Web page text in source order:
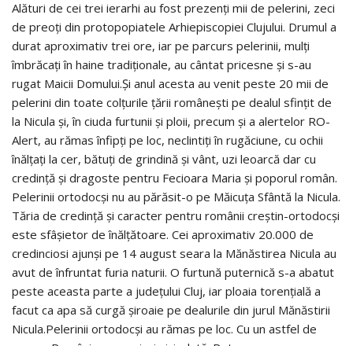
Alături de cei trei ierarhi au fost prezenți mii de pelerini, zeci
de preoți din protopopiatele Arhiepiscopiei Clujului. Drumul a
durat aproximativ trei ore, iar pe parcurs pelerinii, mulți
îmbrăcați în haine tradiționale, au cântat pricesne și s-au
rugat Maicii Domului.Și anul acesta au venit peste 20 mii de
pelerini din toate colțurile țării românești pe dealul sfințit de
la Nicula și, în ciuda furtunii și ploii, precum și a alertelor RO-
Alert, au rămas înfipți pe loc, neclintiți în rugăciune, cu ochii
înălțați la cer, bătuți de grindină și vânt, uzi leoarcă dar cu
credință și dragoste pentru Fecioara Maria și poporul român.
Pelerinii ortodocși nu au părăsit-o pe Măicuța Sfântă la Nicula.
Tăria de credință și caracter pentru românii creștin-ortodocși
este sfâșietor de înălțătoare. Cei aproximativ 20.000 de
credinciosi ajunși pe 14 august seara la Mănăstirea Nicula au
avut de înfruntat furia naturii. O furtună puternică s-a abatut
peste aceasta parte a județului Cluj, iar ploaia torențială a
facut ca apa să curgă șiroaie pe dealurile din jurul Mănăstirii
Nicula.Pelerinii ortodocși au rămas pe loc. Cu un astfel de